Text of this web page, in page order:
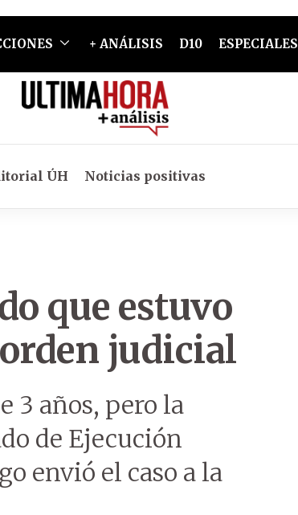
+ ANÁLISIS D10 ESPECIALES
ÚH Noticias positivas
que estuvo
judicial
3 años, pero la
de Ejecución
envió el caso a la